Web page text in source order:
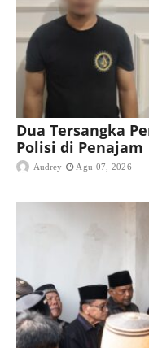
Dua Tersangka
Polisi di Penajam
Audrey Agu 07, 2026